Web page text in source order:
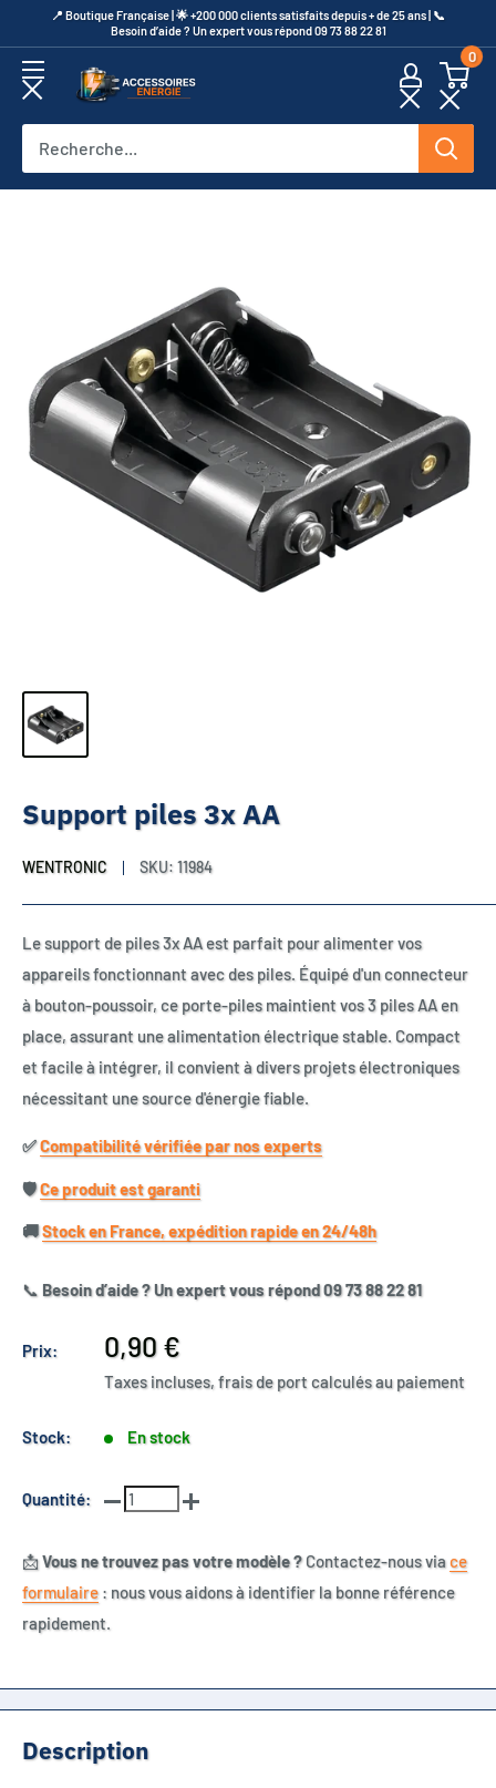
au
contenu
​📍​ Boutique Française | 🌟 +200 000 clients satisfaits depuis + de 25 ans | 📞​
Besoin d’aide ? Un expert vous répond 09 73 88 22 81
Accessoires
0
Support piles 3x AA
WENTRONIC SKU: 11984
Le support de piles 3x AA est parfait pour alimenter vos
appareils fonctionnant avec des piles. Équipé d'un connecteur
à bouton-poussoir, ce porte-piles maintient vos 3 piles AA en
place, assurant une alimentation électrique stable. Compact
et facile à intégrer, il convient à divers projets électroniques
nécessitant une source d'énergie fiable.
✅​Compatibilité vérifiée par nos experts
🛡️​Ce produit est garanti
🚚​Stock en France, expédition rapide en 24/48h
📞 Besoin d’aide ? Un expert vous répond 09 73 88 22 81
Prix:
Prix
réduit
0,90 €
Taxes incluses, frais de port calculés au paiement
Stock: En stock
Quantité:
📩Vous ne trouvez pas votre modèle ?Contactez-nous viace
formulaire : nous vous aidons à identifier la bonne référence
rapidement.
Description